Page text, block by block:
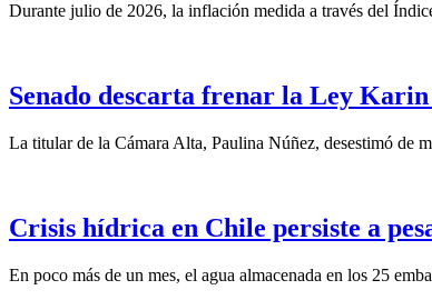
Durante julio de 2026, la inflación medida a través del
Senado descarta frenar la Ley
La titular de la Cámara Alta, Paulina Núñez, desestimó de
Crisis hídrica en Chile persiste a
En poco más de un mes, el agua almacenada en los 25